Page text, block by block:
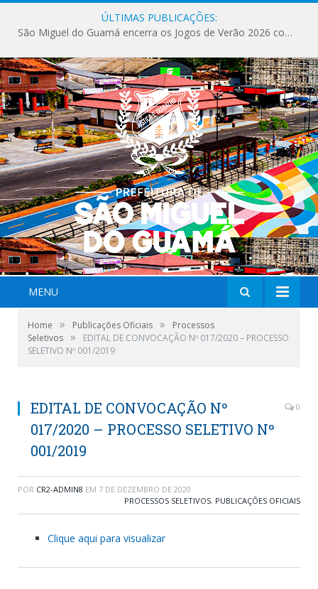
ÚLTIMAS PUBLICAÇÕES:
MENU
Home » Publicações Oficiais »
Processos
Seletivos »
EDITAL DE CONVOCAÇÃO Nº 017/2020 – PROCESSO
SELETIVO Nº 001/2019
EDITAL DE CONVOCAÇÃO Nº
017/2020 – PROCESSO SELETIVO Nº
001/2019
0
POR CR2-ADMIN8 EM 7 DE DEZEMBRO DE 2020
PROCESSOS SELETIVOS, PUBLICAÇÕES OFICIAIS
Clique aqui para visualizar